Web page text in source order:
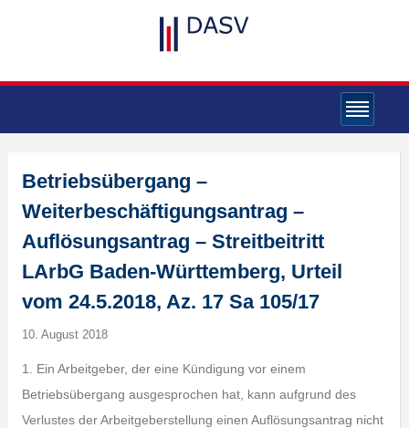
Betriebsübergang –
Weiterbeschäftigungsantrag –
Auflösungsantrag – Streitbeitritt
LArbG Baden-Württemberg, Urteil
vom 24.5.2018, Az. 17 Sa 105/17
10. August 2018
1. Ein Arbeitgeber, der eine Kündigung vor einem
Betriebsübergang ausgesprochen hat, kann aufgrund des
Verlustes der Arbeitgeberstellung einen Auflösungsantrag nicht